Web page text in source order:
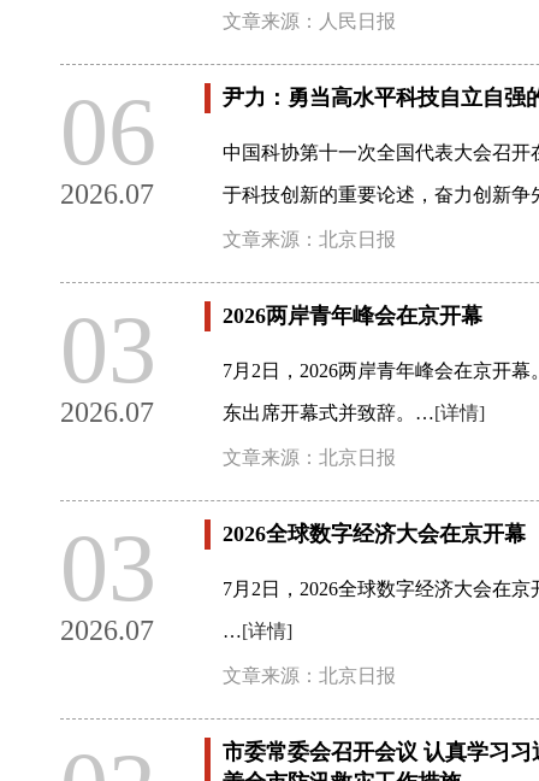
文章来源：人民日报
06
2026.07
尹力：勇当高水平科技自立自强
中国科协第十一次全国代表大会召
于科技创新的重要论述，奋力创新
文章来源：北京日报
03
2026.07
2026两岸青年峰会在京开幕
7月2日，2026两岸青年峰会在京开
东出席开幕式并致辞。…[详情]
文章来源：北京日报
03
2026.07
2026全球数字经济大会在京开幕
7月2日，2026全球数字经济大会在
…[详情]
文章来源：北京日报
市委常委会召开会议 认真学习